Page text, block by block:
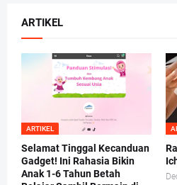
ARTIKEL
ARTIKEL
Selamat Tinggal Kecanduan
Gadget! Ini Rahasia Bikin
Anak 1-6 Tahun Betah